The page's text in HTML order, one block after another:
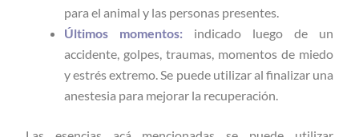
para el animal y las personas presentes.
Últimos momentos: indicado luego de un
accidente, golpes, traumas, momentos de miedo
y estrés extremo. Se puede utilizar al finalizar una
anestesia para mejorar la recuperación.